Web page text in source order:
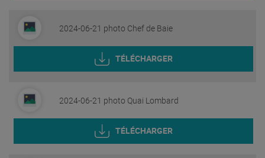
2024-06-21 photo Chef de Baie
TÉLÉCHARGER
2024-06-21 photo Quai Lombard
TÉLÉCHARGER